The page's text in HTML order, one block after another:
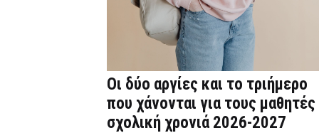
Οι δύο αργίες και το τριήμερο
που χάνονται για τους μαθητές
σχολική χρονιά 2026-2027